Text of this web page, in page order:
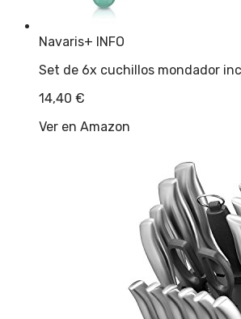
Navaris+ INFO
Set de 6x cuchillos mondador
14,40 €
Ver en Amazon